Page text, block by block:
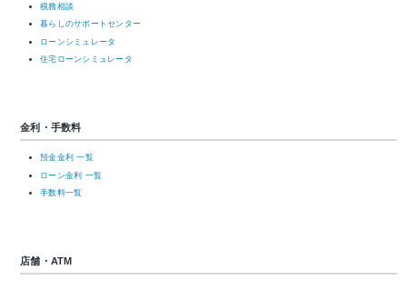
税務相談
暮らしのサポートセンター
ローンシミュレータ
住宅ローンシミュレータ
金利・手数料
預金金利 一覧
ローン金利 一覧
手数料一覧
店舗・ATM